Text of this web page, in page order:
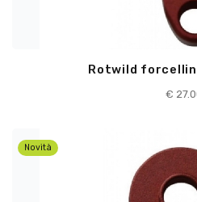
Rotwild
€
Novità